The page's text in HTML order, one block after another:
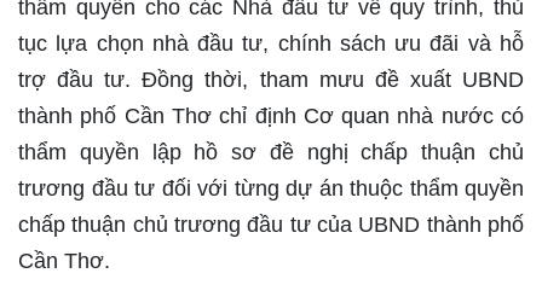
thẩm quyền cho các Nhà đầu tư về quy trình, thủ
tục lựa chọn nhà đầu tư, chính sách ưu đãi và hỗ
trợ đầu tư. Đồng thời, tham mưu đề xuất UBND
thành phố Cần Thơ chỉ định Cơ quan nhà nước có
thẩm quyền lập hồ sơ đề nghị chấp thuận chủ
trương đầu tư đối với từng dự án thuộc thẩm quyền
chấp thuận chủ trương đầu tư của UBND thành phố
Cần Thơ.